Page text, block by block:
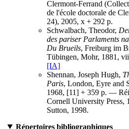
Clermont-Ferrand
de l'école doctorale de
24), 2005, x + 292 p.
Schwalbach, Theodor,
des pariser Parlaments
Du Brueils, Freiburg im
Tübingen, Mohr, 1881,
[IA]
Shennan, Joseph Hugh,
Paris, London, Eyre and
1968, [11] + 359 p. —
Cornell University Press,
Sutton, 1998.
Répertoires bibliographiques